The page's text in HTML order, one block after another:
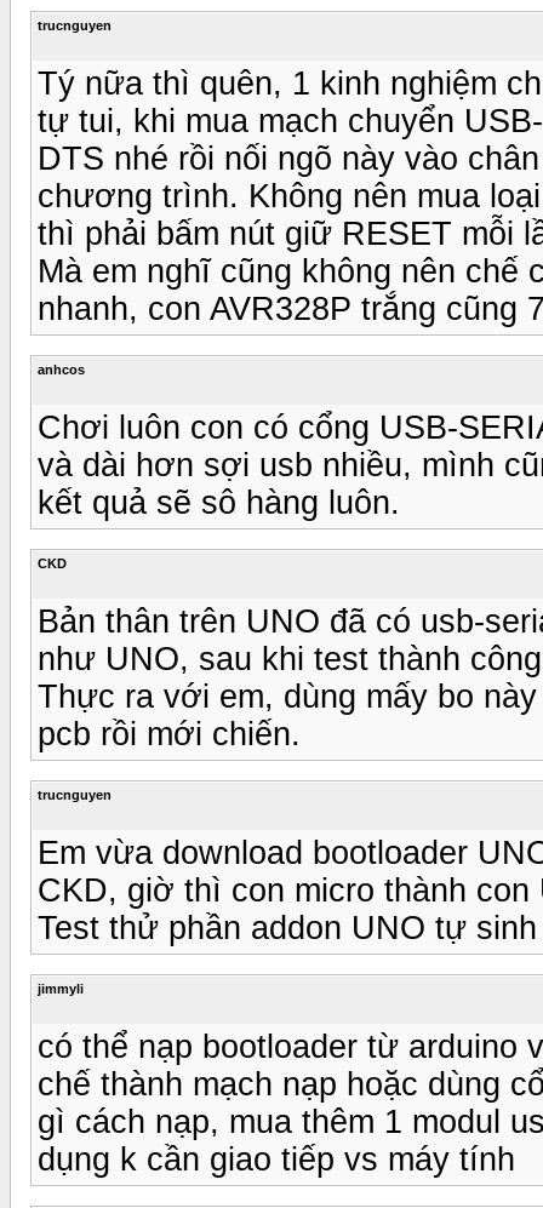
trucnguyen
Tý nữa thì quên, 1 kinh nghiệm
tự tui, khi mua mạch chuyển
DTS nhé rồi nối ngõ này vào
chương trình. Không nên mua
thì phải bấm nút giữ RESET mỗi
Mà em nghĩ cũng không nên chế
nhanh, con AVR328P trắng cũng
anhcos
Chơi luôn con có cổng USB-
và dài hơn sợi usb nhiều, mình
kết quả sẽ sô hàng luôn.
CKD
Bản thân trên UNO đã có usb-
như UNO, sau khi test thành
Thực ra với em, dùng mấy bo
pcb rồi mới chiến.
trucnguyen
Em vừa download bootloader
CKD, giờ thì con micro thành con
Test thử phần addon UNO tự
jimmyli
có thể nạp bootloader từ arduino
chế thành mạch nạp hoặc dùng
gì cách nạp, mua thêm 1 modul
dụng k cần giao tiếp vs máy tính